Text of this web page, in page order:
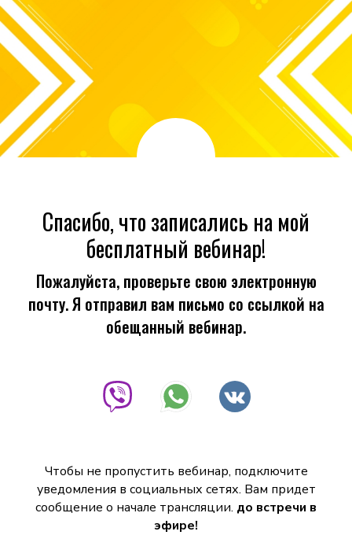
Спасибо, что записались на мой
бесплатный вебинар!
Пожалуйста, проверьте свою электронную
почту. Я отправил вам письмо со ссылкой на
обещанный вебинар.
Чтобы не пропустить вебинар, подключите
уведомления в социальных сетях. Вам придет
сообщение о начале трансляции. до встречи в
эфире!